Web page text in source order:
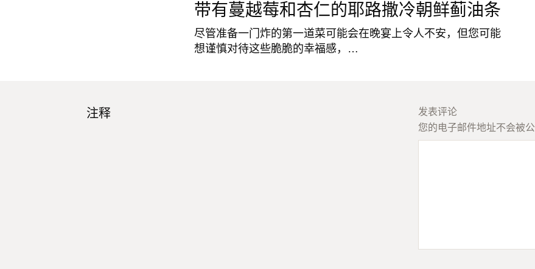
带有蔓越莓和杏仁的耶路撒冷朝鲜蓟油条
尽管准备一门炸的第一道菜可能会在晚宴上令人不安，但您可能
想谨慎对待这些脆脆的幸福感，…
注释
发表评论
您的电子邮件地址不会被